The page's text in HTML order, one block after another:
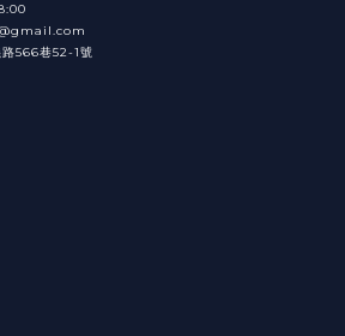
566巷52-1號